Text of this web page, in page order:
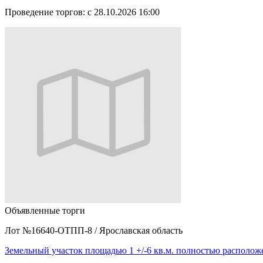
Проведение торгов: с 28.10.2026 16:00
Объявленные торги
Лот №16640-ОТПП-8 / Ярославская область
Земельный участок площадью 1 +/-6 кв.м. полностью